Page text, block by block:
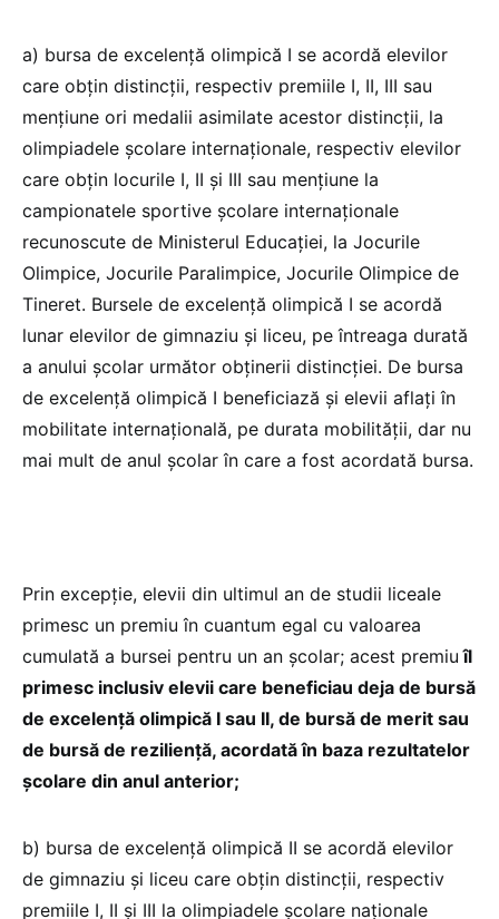
a) bursa de excelență olimpică I se acordă elevilor
care obțin distincții, respectiv premiile I, II, III sau
mențiune ori medalii asimilate acestor distincții, la
olimpiadele școlare internaționale, respectiv elevilor
care obțin locurile I, II și III sau mențiune la
campionatele sportive școlare internaționale
recunoscute de Ministerul Educației, la Jocurile
Olimpice, Jocurile Paralimpice, Jocurile Olimpice de
Tineret. Bursele de excelență olimpică I se acordă
lunar elevilor de gimnaziu și liceu, pe întreaga durată
a anului școlar următor obținerii distincției. De bursa
de excelență olimpică I beneficiază și elevii aflați în
mobilitate internațională, pe durata mobilității, dar nu
mai mult de anul școlar în care a fost acordată bursa.
Prin excepție, elevii din ultimul an de studii liceale
primesc un premiu în cuantum egal cu valoarea
cumulată a bursei pentru un an școlar; acest premiu îl
primesc inclusiv elevii care beneficiau deja de bursă
de excelență olimpică I sau II, de bursă de merit sau
de bursă de reziliență, acordată în baza rezultatelor
școlare din anul anterior;
b) bursa de excelență olimpică II se acordă elevilor
de gimnaziu și liceu care obțin distincții, respectiv
premiile I, II și III la olimpiadele școlare naționale